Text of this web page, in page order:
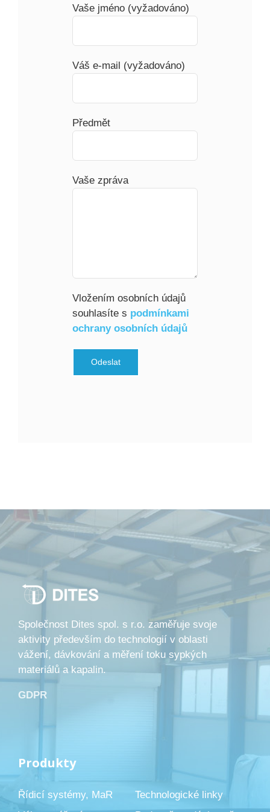
Vaše jméno (vyžadováno)
Váš e-mail (vyžadováno)
Předmět
Vaše zpráva
Vložením osobních údajů
souhlasíte s podmínkami
ochrany osobních údajů
Společnost Dites spol. s r.o. zaměřuje svoje
aktivity především do technologií v oblasti
vážení, dávkování a měření toku sypkých
materiálů a kapalin.
GDPR
Produkty
Řídicí systémy, MaR
Technologické linky